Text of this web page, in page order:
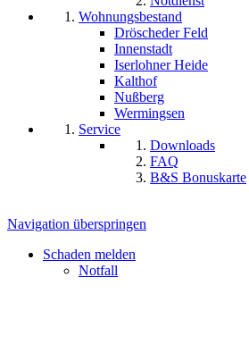
Wohnungsbestand
Dröscheder Feld
Innenstadt
Iserlohner Heide
Kalthof
Nußberg
Wermingsen
Service
Downloads
FAQ
B&S Bonuskarte
Navigation überspringen
Schaden melden
Notfall